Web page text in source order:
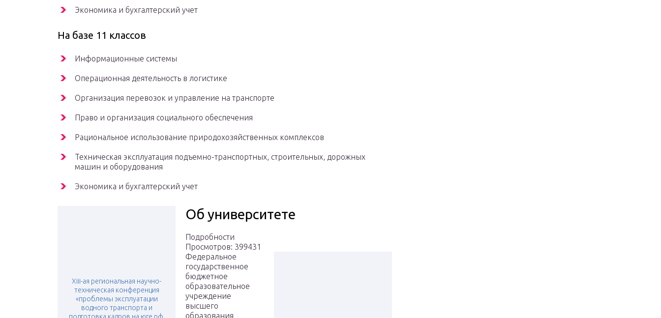
Экономика и бухгалтерский учет
На базе 11 классов
Информационные системы
Операционная деятельность в логистике
Организация перевозок и управление на транспорте
Право и организация социального обеспечения
Рациональное использование природохозяйственных комплексов
Техническая эксплуатация подъемно-транспортных, строительных, дорожных
машин и оборудования
Экономика и бухгалтерский учет
Хiii-ая региональная научно-
техническая конференция
«проблемы эксплуатации
водного транспорта и
Об университете
Подробности
Просмотров: 399431
Федеральное
государственное
бюджетное
образовательное
учреждение
высшего
образования